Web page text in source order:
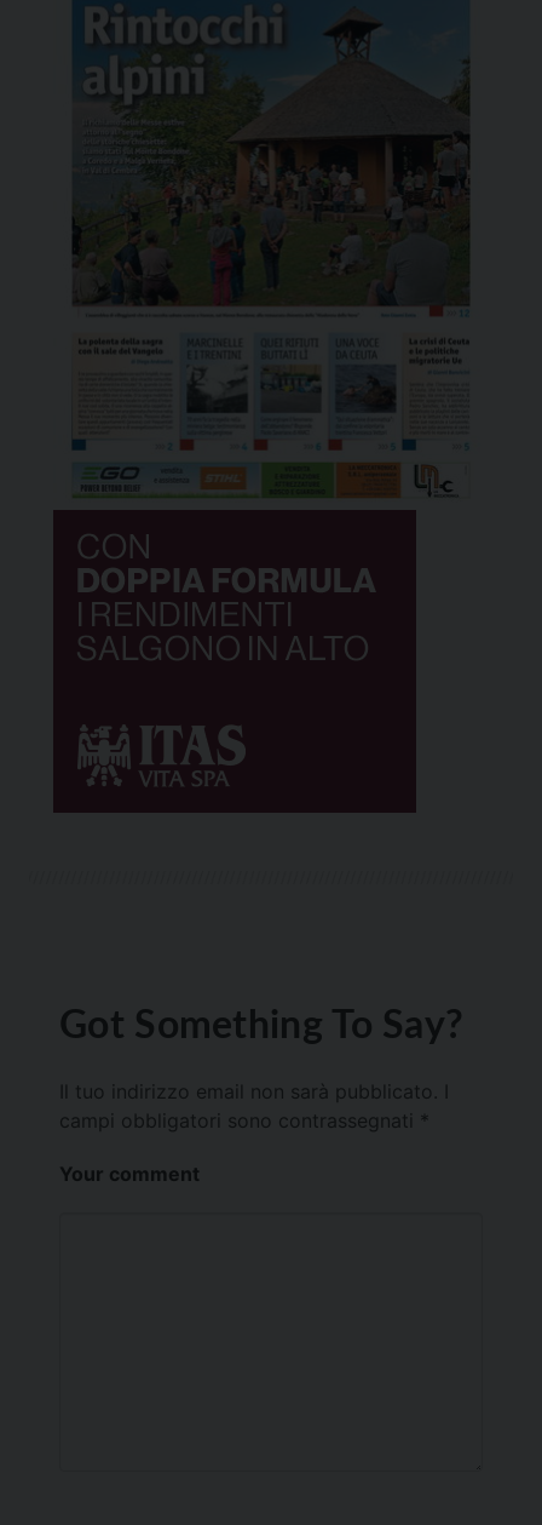
Got Something To Say?
Il tuo indirizzo email non sarà pubblicato.
campi obbligatori sono contrassegnati *
Your comment